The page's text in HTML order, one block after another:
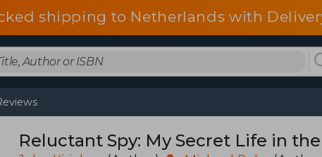
shipping to Netherlands with
Reluctant Spy: My Secret Life in